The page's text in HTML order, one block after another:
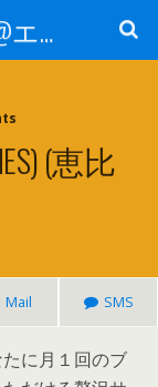
エステサロンで癒す@エステ～全国エステ情報
(恵比
Mail SMS
に月１回のブ